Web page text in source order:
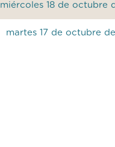
miércoles 18 de octubre
martes 17 de octubre